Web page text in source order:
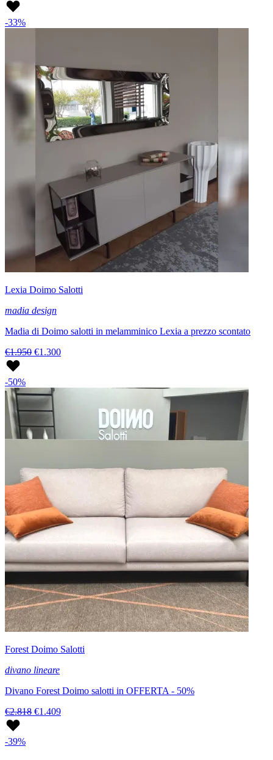
-33%
Lexia Doimo Salotti
madia design
Madia di Doimo salotti in melamminico Lexia a prezzo scontato
€1.950 €1.300
-50%
Forest Doimo Salotti
divano lineare
Divano Forest Doimo salotti in OFFERTA - 50%
€2.818 €1.409
-39%